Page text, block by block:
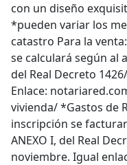
con un diseño
*pueden variar los
catastro Para la
se calculará según al
del Real Decreto
Enlace:
vivienda/ *Gastos de
inscripción se
ANEXO I, del Real
noviembre. Igual